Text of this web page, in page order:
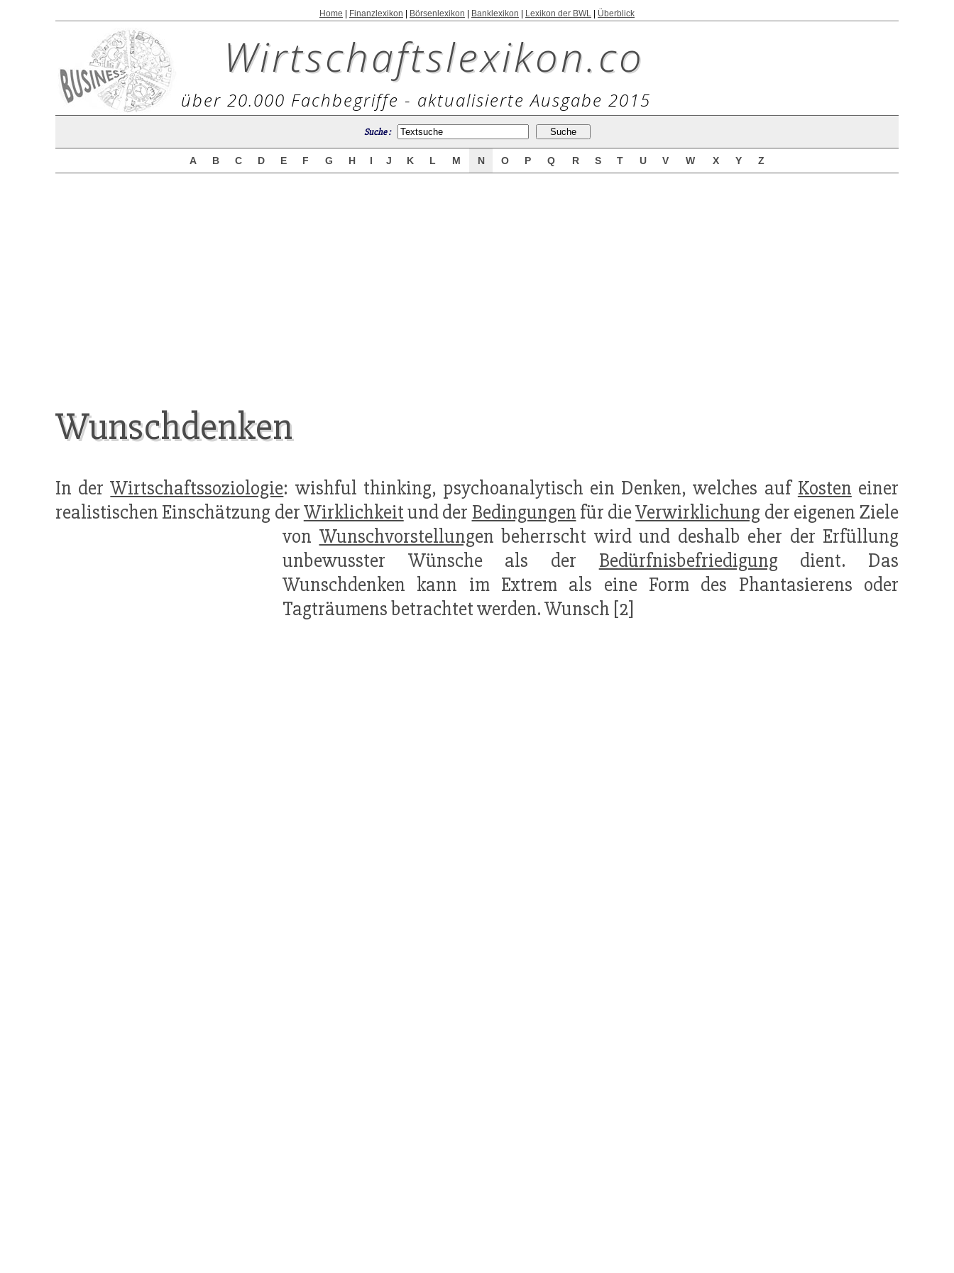
Home Finanzlexikon Börsenlexikon Banklexikon Lexikon der BWL Überblick
Wirtschaftslexikon.co
über 20.000 Fachbegriffe - aktualisierte Ausgabe 2015
Suche :
A B C D E F G H I J K L M N O P Q R S T U V W X Y Z
Wunschdenken
In derWirtschaftssoziologie: wishful thinking, psychoanalytisch ein Denken, welches auf Kosten einer
realistischen Einschätzung derWirklichkeitund der Bedingungen für dieVerwirklichung der eigenen Ziele
von Wunschvorstellungen beherrscht wird und deshalb eher der Erfüllung
unbewusster Wünsche als der Bedürfnisbefriedigungdient. Das
Wunschdenken kann im Extrem als eine Form des Phantasierens oder
Tagträumens betrachtet werden. Wunsch [2]